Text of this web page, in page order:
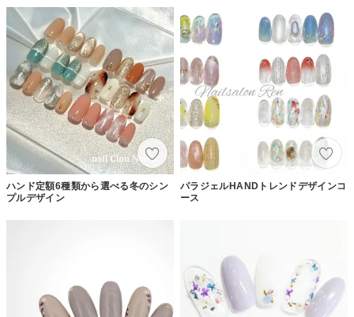
ハンド定額6種類から選べる冬のシン
プルデザイン
パラジェルHANDトレンドデザインコ
ース